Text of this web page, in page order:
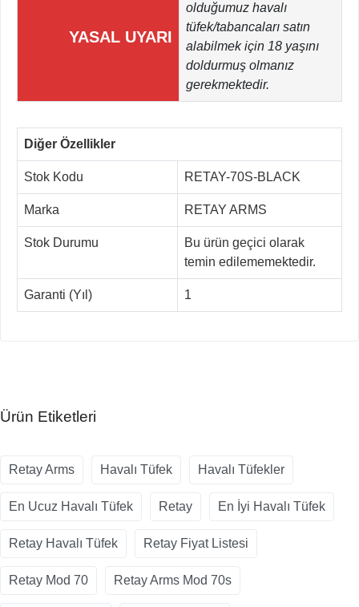
YASAL UYARI
olduğumuz havalı
tüfek/tabancaları satın
alabilmek için 18 yaşını
doldurmuş olmanız
gerekmektedir.
Diğer Özellikler
Stok Kodu RETAY-70S-BLACK
Marka RETAY ARMS
Stok Durumu
Bu ürün geçici olarak
temin edilememektedir.
Garanti (Yıl) 1
Ürün Etiketleri
Retay Arms Havalı Tüfek Havalı Tüfekler
En Ucuz Havalı Tüfek Retay En İyi Havalı Tüfek
Retay Havalı Tüfek Retay Fiyat Listesi
Retay Mod 70 Retay Arms Mod 70s